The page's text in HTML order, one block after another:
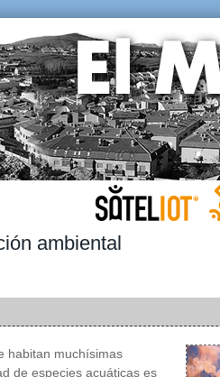
ambiental
habitan muchísimas
de especies acuáticas es